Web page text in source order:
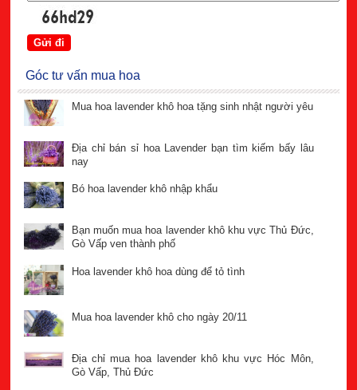
Góc tư vấn mua hoa
Mua hoa lavender khô hoa tặng sinh nhật người yêu
Địa chỉ bán sỉ hoa Lavender bạn tìm kiếm bấy lâu
nay
Bó hoa lavender khô nhập khẩu
Bạn muốn mua hoa lavender khô khu vực Thủ Đức,
Gò Vấp ven thành phố
Hoa lavender khô hoa dùng để tỏ tình
Mua hoa lavender khô cho ngày 20/11
Địa chỉ mua hoa lavender khô khu vực Hóc Môn,
Gò Vấp, Thủ Đức